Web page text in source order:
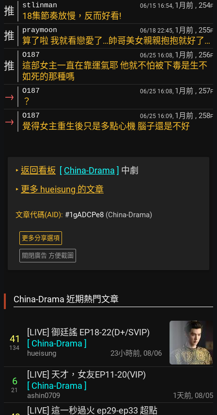
推 stlinman 06/15 16:54, 1月前 , 254F
18集節奏放慢，反而好看!
推 praymoon 06/18 22:45, 1月前 , 255F
算了啦 我就看戀愛了…帥哥美女親親抱抱就好了…
推
O187 06/25 16:08, 1月前 , 256F
這部女主一直在靠運氣耶 他就不怕被下毒是生不
如死的那種嗎
→ O187 06/25 16:08, 1月前 , 257F
？
→ O187 06/25 16:09, 1月前 , 258F
覺得女主重生後只是多點心機 腦子還是不好
‣ 返回看板 [ China-Drama ] 中劇
‣ 更多 hueisung 的文章
文章代碼(AID): #1gADCPe8 (China-Drama)
更多分享選項
關閉廣告 方便截圖
China-Drama 近期熱門文章
41
134
[LIVE] 御廷謠 EP18-22(D+/SVIP)
[ China-Drama ]
hueisung 23小時前, 08/06
6
21
[LIVE] 天才，女友EP11-20(VIP)
[ China-Drama ]
ashin0709 1天前, 08/05
[LIVE] 這一秒過火 ep29-ep33 超點